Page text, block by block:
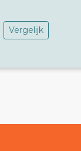
Vergelijk